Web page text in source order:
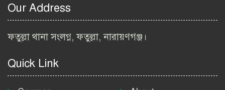
২০২৬ | BIWTA Job Circular
মাদকদ্রব্য নিয়ন্ত্রণ অধিদপ্তর
Our Address
ফতুল্লা থানা সংলগ্ন, ফতুল্লা, নারায়ণগঞ্জ।
Quick Link